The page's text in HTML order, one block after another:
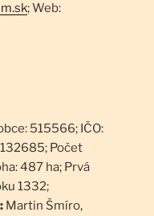
; Web:
515566; IČO:
Počet
487 ha; Prvá
1332;
Martin Šmíro,